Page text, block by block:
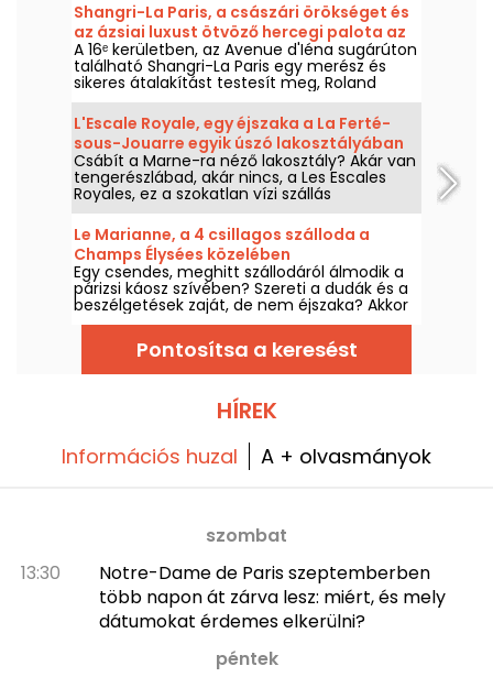
Shangri-La Paris, a császári örökséget és
az ázsiai luxust ötvöző hercegi palota az
Avenue d'Iéna sugárúton.
A 16ᵉ kerületben, az Avenue d'Iéna sugárúton
található Shangri-La Paris egy merész és
sikeres átalakítást testesít meg, Roland
Bonaparte herceg magánpalotájából egy
történelmi műemlékként nyilvántartott
szállodává és előkelő palotává.
L'Escale Royale, egy éjszaka a La Ferté-
sous-Jouarre egyik úszó lakosztályában
(77)
Csábít a Marne-ra néző lakosztály? Akár van
tengerészlábad, akár nincs, a Les Escales
Royales, ez a szokatlan vízi szállás
lehetőséget kínál arra, hogy egy éjszakát
(vagy akár többet is, ha úgy tetszik)
eltöltsön az egyik úszó lakosztályban La
Ferté-sous-Jouarre közelében.
Le Marianne, a 4 csillagos szálloda a
Champs Élysées közelében
Egy csendes, meghitt szállodáról álmodik a
párizsi káosz szívében? Szereti a dudák és a
beszélgetések zaját, de nem éjszaka? Akkor
a Marianne pont neked való: a Champs
Élysées-től egy kőhajításnyira, a kis rue Paul
Baudry-n található ez a vadonatúj szálloda,
amelyet Vincent Bastie szállodaépítész és
eredmény megéri a kitérőt: meglátogattuk,
és mindent elmesélünk róla!
Pontosítsa a keresést
HÍREK
Információs huzal A + olvasmányok
szombat
13:30
Notre-Dame de Paris szeptemberben
több napon át zárva lesz: miért, és mely
dátumokat érdemes elkerülni?
péntek